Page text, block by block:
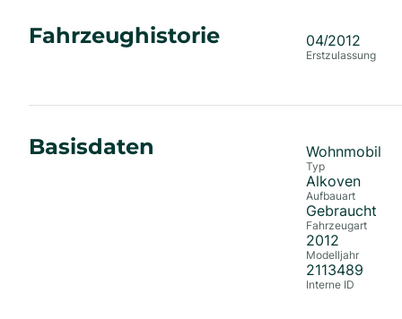
Fahrzeughistorie 04/2012
Erstzulassung
Basisdaten Wohnmobil
Typ
Alkoven
Aufbauart
Gebraucht
Fahrzeugart
2012
Modelljahr
2113489
Interne ID